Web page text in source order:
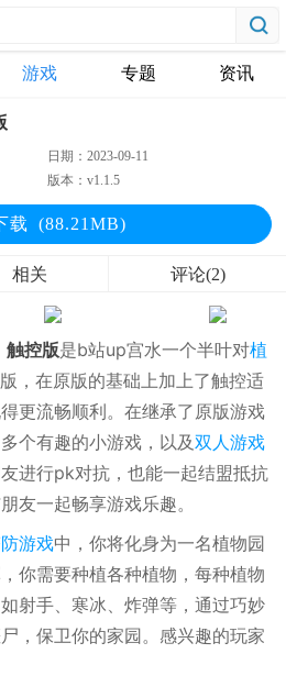
游戏 专题 资讯
日期：2023-09-11
版本：v1.1.5
载 (88.21MB)
相关 评论(2)
触控版是b站up宫水一个半叶对植
，在原版的基础上加上了触控适
更流畅顺利。在继承了原版游戏
个有趣的小游戏，以及双人游戏
进行pk对抗，也能一起结盟抵抗
友一起畅享游戏乐趣。
游戏中，你将化身为一名植物园
你需要种植各种植物，每种植物
射手、寒冰、炸弹等，通过巧妙
，保卫你的家园。感兴趣的玩家